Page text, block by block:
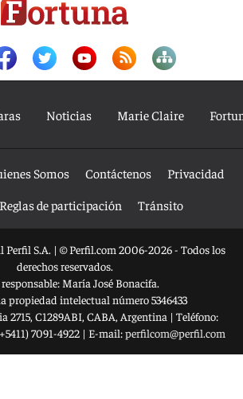
Noticias Marie Claire
Somos Contáctenos
Privacidad
Reglas de participación Tránsito
Perfil S.A. | © Perfil.com 2006-2026 - Todos los
derechos reservados.
María José Bonacifa.
propiedad intelectual número 5346433
2715, C1289ABI, CABA, Argentina | Teléfono:
7091-4922| E-mail:perfilcom@perfil.com